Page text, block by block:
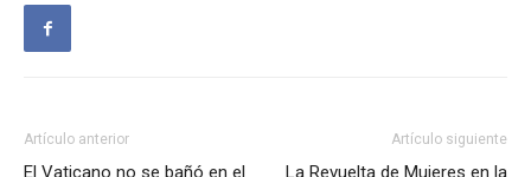
Artículo anterior Artículo siguiente